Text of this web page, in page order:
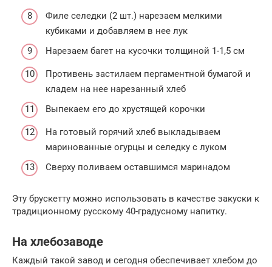
Филе селедки (2 шт.) нарезаем мелкими
кубиками и добавляем в нее лук
Нарезаем багет на кусочки толщиной 1-1,5 см
Противень застилаем пергаментной бумагой и
кладем на нее нарезанный хлеб
Выпекаем его до хрустящей корочки
На готовый горячий хлеб выкладываем
маринованные огурцы и селедку с луком
Сверху поливаем оставшимся маринадом
Эту брускетту можно использовать в качестве закуски к
традиционному русскому 40-градусному напитку.
На хлебозаводе
Каждый такой завод и сегодня обеспечивает хлебом до